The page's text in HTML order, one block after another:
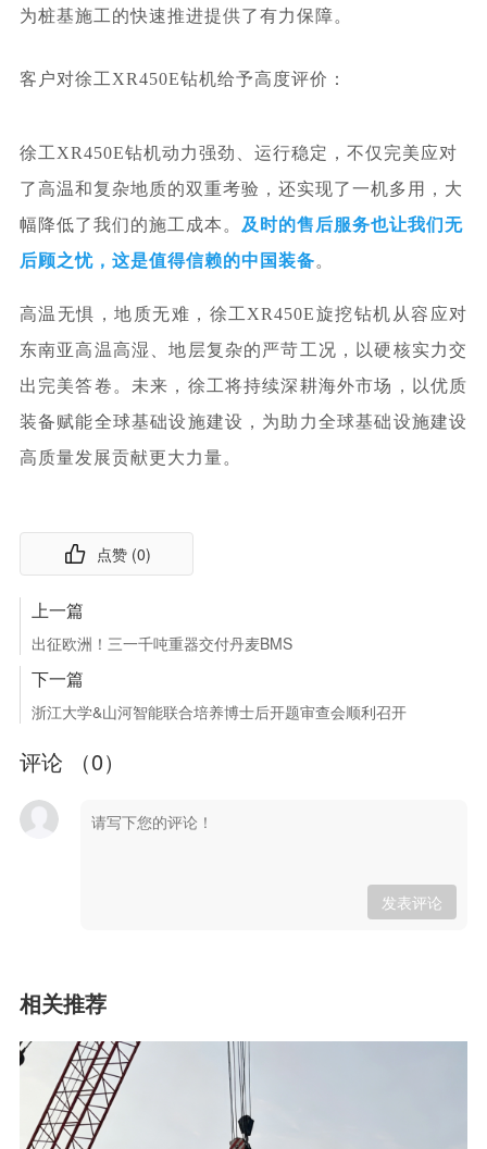
为桩基施工的快速推进提供了有力保障。
客户对徐工XR450E钻机给予高度评价：
徐工XR450E钻机动力强劲、运行稳定，不仅完美应对
了高温和复杂地质的双重考验，还实现了一机多用，大
幅降低了我们的施工成本。 及时的售后服务也让我们无
后顾之忧，这是值得信赖的中国装备。
高温无惧，地质无难，徐工XR450E旋挖钻机从容应对
东南亚高温高湿、地层复杂的严苛工况，以硬核实力交
出完美答卷。未来， 徐工将持续深耕海外市场，以优质
装备赋能全球基础设施建设，为助力全球基础设施建设
高质量发展贡献更大力量。
点赞 (0)
上一篇
出征欧洲！三一千吨重器交付丹麦BMS
下一篇
浙江大学&山河智能联合培养博士后开题审查会顺利召开
评论 （0）
发表评论
相关推荐